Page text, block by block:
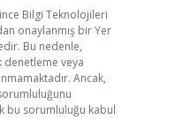
Bilgi Teknolojileri
onaylanmış bir Yer
Bu nedenle,
veya
Ancak,
bu sorumluluğu kabul